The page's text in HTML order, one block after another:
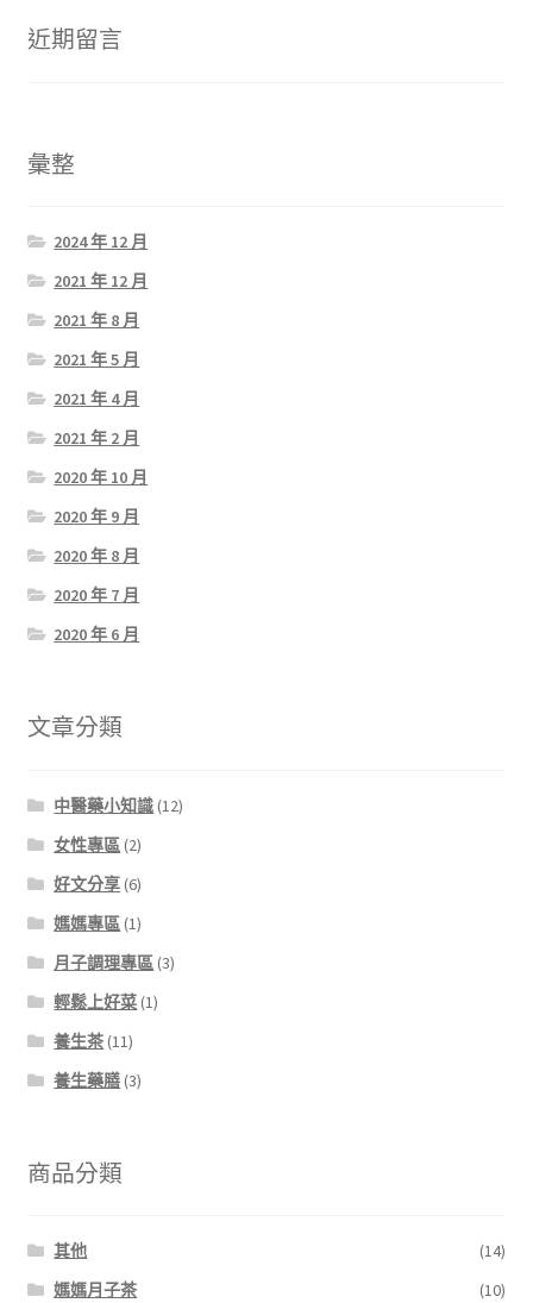
近期留言
彙整
2024 年 12 月
2021 年 12 月
2021 年 8 月
2021 年 5 月
2021 年 4 月
2021 年 2 月
2020 年 10 月
2020 年 9 月
2020 年 8 月
2020 年 7 月
2020 年 6 月
文章分類
中醫藥小知識 (12)
女性專區 (2)
好文分享 (6)
媽媽專區 (1)
月子調理專區 (3)
輕鬆上好菜 (1)
養生茶 (11)
養生藥膳 (3)
商品分類
其他
(14)
媽媽月子茶
(10)